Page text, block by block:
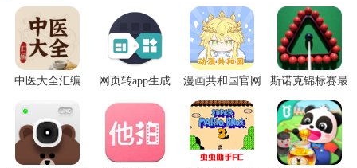
中医大全汇编
网页转app生成
器
(fusionapp)v2.0.0
漫画共和国官网
正版
斯诺克锦标赛最
新版